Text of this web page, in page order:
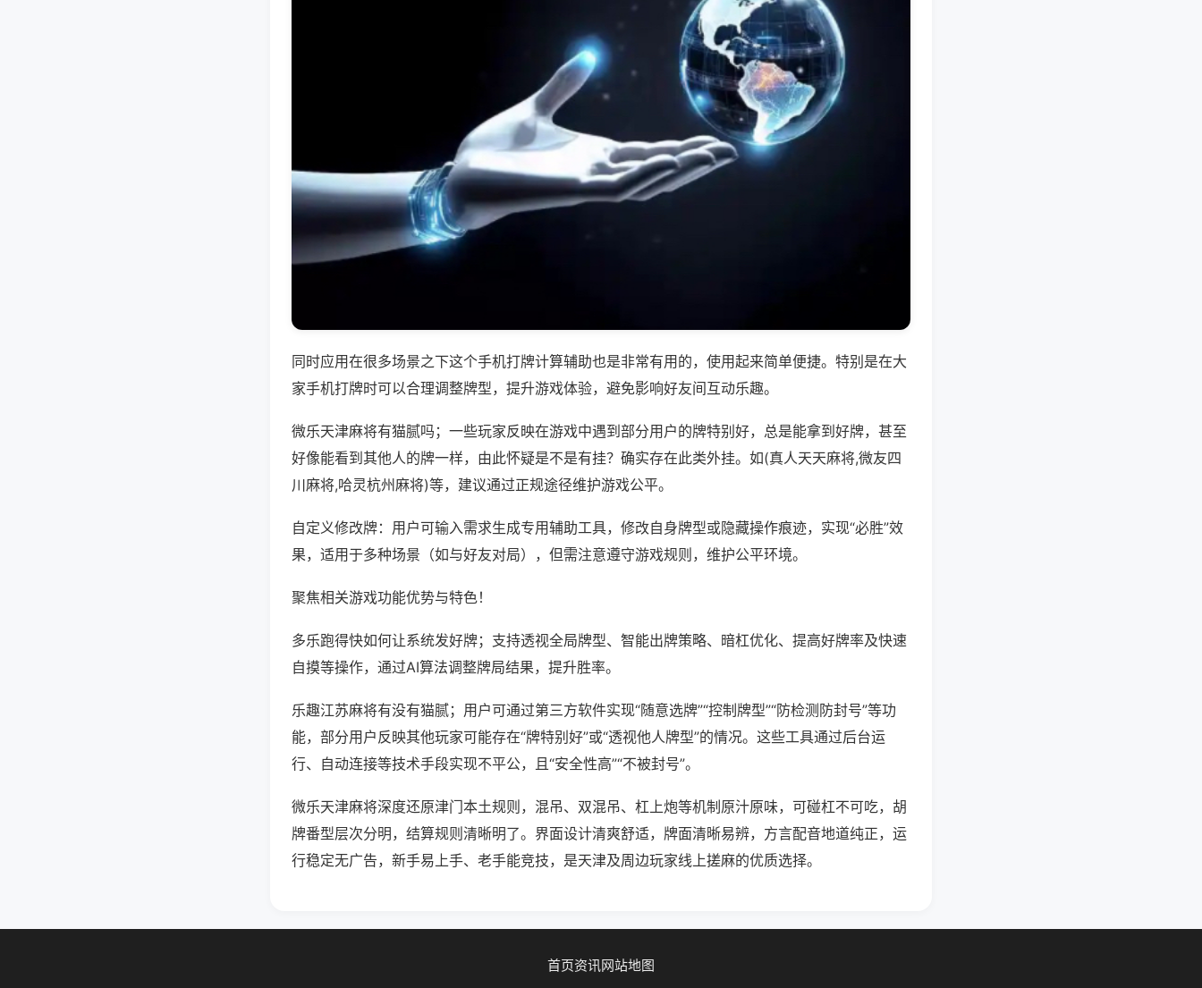
同时应用在很多场景之下这个手机打牌计算辅助也是非常有用的，使用起来简单便捷。特别是在大
家手机打牌时可以合理调整牌型，提升游戏体验，避免影响好友间互动乐趣。
微乐天津麻将有猫腻吗；一些玩家反映在游戏中遇到部分用户的牌特别好，总是能拿到好牌，甚至
好像能看到其他人的牌一样，由此怀疑是不是有挂？确实存在此类外挂。如(真人天天麻将,微友四
川麻将,哈灵杭州麻将)等，建议通过正规途径维护游戏公平。
自定义修改牌：用户可输入需求生成专用辅助工具，修改自身牌型或隐藏操作痕迹，实现“必胜”效
果，适用于多种场景（如与好友对局），但需注意遵守游戏规则，维护公平环境。
聚焦相关游戏功能优势与特色！
多乐跑得快如何让系统发好牌；支持透视全局牌型、智能出牌策略、暗杠优化、提高好牌率及快速
自摸等操作，通过AI算法调整牌局结果，提升胜率。
乐趣江苏麻将有没有猫腻；用户可通过第三方软件实现“随意选牌”“控制牌型”“防检测防封号”等功
能，部分用户反映其他玩家可能存在“牌特别好”或“透视他人牌型”的情况。这些工具通过后台运
行、自动连接等技术手段实现不平公，且“安全性高”“不被封号”。
微乐天津麻将深度还原津门本土规则，混吊、双混吊、杠上炮等机制原汁原味，可碰杠不可吃，胡
牌番型层次分明，结算规则清晰明了。界面设计清爽舒适，牌面清晰易辨，方言配音地道纯正，运
行稳定无广告，新手易上手、老手能竞技，是天津及周边玩家线上搓麻的优质选择。
首页资讯网站地图